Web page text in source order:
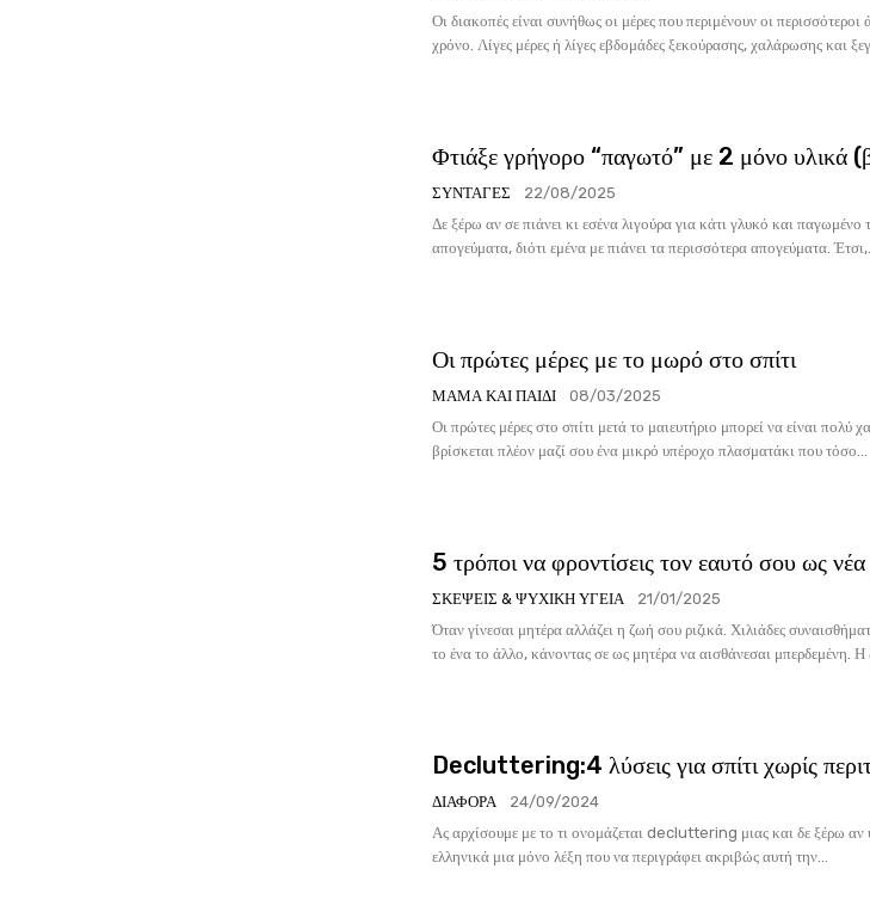
Οι διακοπές είναι συνήθως οι μέρες που περιμένουν οι
χρόνο. Λίγες μέρες ή λίγες εβδομάδες ξεκούρασης, χαλάρωσης και
Φτιάξε γρήγορο “παγωτό” με 2 μόνο υλικά
ΣΥΝΤΑΓΈΣ
22/08/2025
Δε ξέρω αν σε πιάνει κι εσένα λιγούρα για κάτι γλυκό και παγωμένο
απογεύματα, διότι εμένα με πιάνει τα περισσότερα απογεύματα. Έτσι,...
Οι πρώτες μέρες με το μωρό στο σπίτι
ΜΑΜΆ ΚΑΙ ΠΑΙΔΊ
08/03/2025
Οι πρώτες μέρες στο σπίτι μετά το μαιευτήριο μπορεί να είναι πολύ
βρίσκεται πλέον μαζί σου ένα μικρό υπέροχο πλασματάκι που τόσο...
5 τρόποι να φροντίσεις τον εαυτό σου ως
ΣΚΈΨΕΙΣ & ΨΥΧΙΚΉ ΥΓΕΊΑ
21/01/2025
Όταν γίνεσαι μητέρα αλλάζει η ζωή σου ριζικά. Χιλιάδες
το ένα το άλλο, κάνοντας σε ως μητέρα να αισθάνεσαι μπερδεμένη. Η
Decluttering:4 λύσεις για σπίτι χωρίς
ΔΙΆΦΟΡΑ
24/09/2024
Ας αρχίσουμε με το τι ονομάζεται decluttering μιας και δε ξέρω αν
ελληνικά μια μόνο λέξη που να περιγράφει ακριβώς αυτή την...